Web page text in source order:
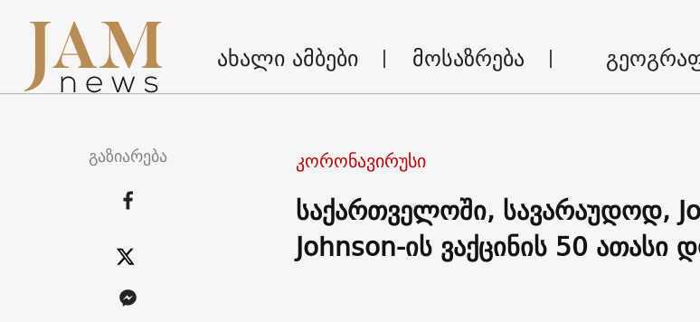
ახალი ამბები მოსაზრება
გაზიარება კორონავირუსი
საქართველოში, სავარაუდოდ,
Johnson-ის ვაქცინის 50 ათასი